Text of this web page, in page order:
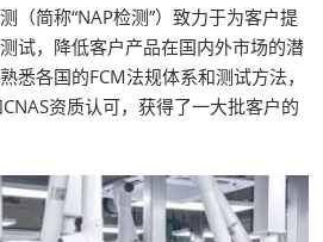
（简称“NAP检测”）致力于为客户提
试，降低客户产品在国内外市场的潜
悉各国的FCM法规体系和测试方法，
资质认可，获得了一大批客户的